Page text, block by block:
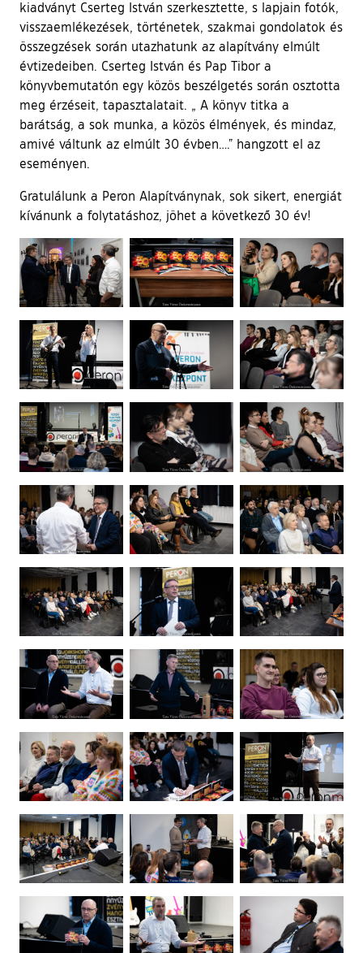
kiadványt Cserteg István szerkesztette, s lapjain fotók,
visszaemlékezések, történetek, szakmai gondolatok és
összegzések során utazhatunk az alapítvány elmúlt
évtizedeiben. Cserteg István és Pap Tibor a
könyvbemutatón egy közös beszélgetés során osztotta
meg érzéseit, tapasztalatait. „ A könyv titka a
barátság, a sok munka, a közös élmények, és mindaz,
amivé váltunk az elmúlt 30 évben….” hangzott el az
eseményen.
Gratulálunk a Peron Alapítványnak, sok sikert, energiát
kívánunk a folytatáshoz, jöhet a következő 30 év!
Ugrás a galéria utánra